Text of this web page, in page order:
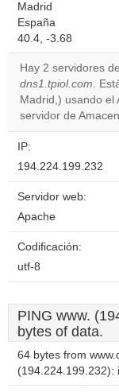
Madrid
España
40.4, -3.68
Hay 2 servidores
dns1.tpiol.com.
Madrid,) usando el
servidor de
IP:
194.224.199.232
Servidor web:
Apache
Codificación:
utf-8
PING www.
bytes of data.
64 bytes from
(194.224.199.232):